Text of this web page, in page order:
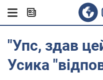
"Упс, здав
Усика